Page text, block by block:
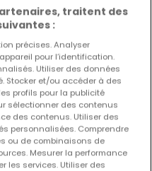
2
traitent des
:
précises. Analyser
pour l’identification.
Utiliser des données
Stocker et/ou accéder à des
profils pour la publicité
sélectionner des contenus
des contenus. Utiliser des
personnalisées. Comprendre
ou de combinaisons de
Mesurer la performance
les services. Utiliser des